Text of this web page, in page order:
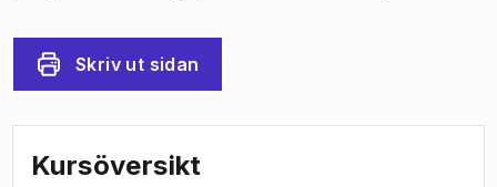
Skriv ut sidan
Kursöversikt